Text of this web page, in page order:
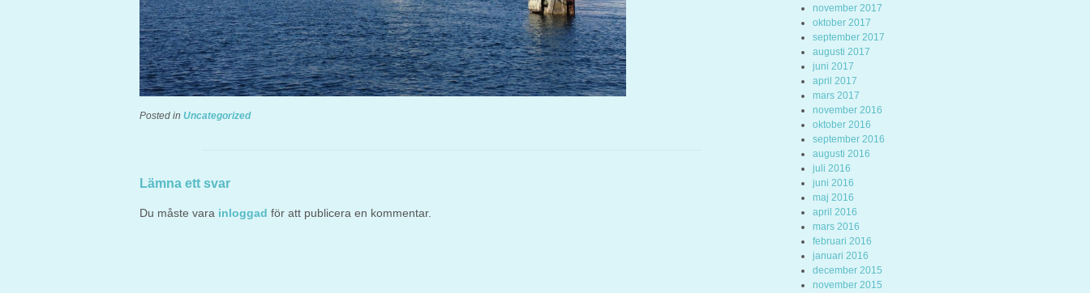
Posted in Uncategorized
Lämna ett svar
Du måste vara inloggad för att publicera en kommentar.
november 2017
oktober 2017
september 2017
augusti 2017
juni 2017
april 2017
mars 2017
november 2016
oktober 2016
september 2016
augusti 2016
juli 2016
juni 2016
maj 2016
april 2016
mars 2016
februari 2016
januari 2016
december 2015
november 2015